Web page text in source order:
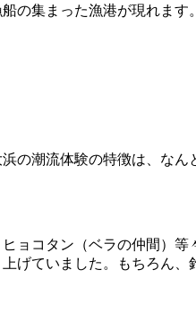
の集まった漁港が現れます
潮流体験の特徴は、なん
（ベラの仲間）等々
ていました。もちろん、